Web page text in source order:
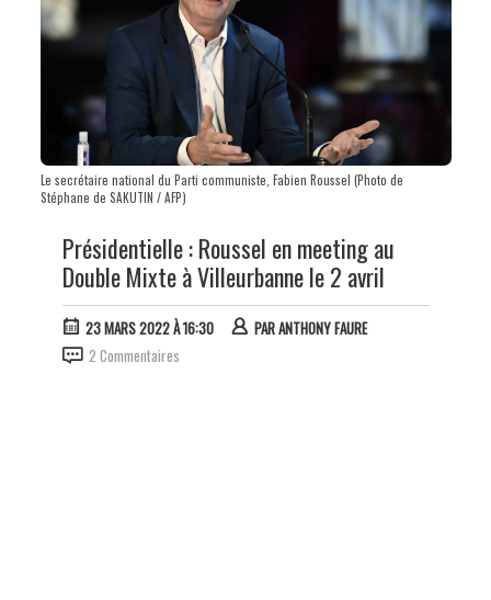
Le secrétaire national du Parti communiste, Fabien Roussel (Photo de
Stéphane de SAKUTIN / AFP)
Présidentielle : Roussel en meeting au
Double Mixte à Villeurbanne le 2 avril
23 MARS 2022 À 16:30 PARANTHONY FAURE
2 Commentaires